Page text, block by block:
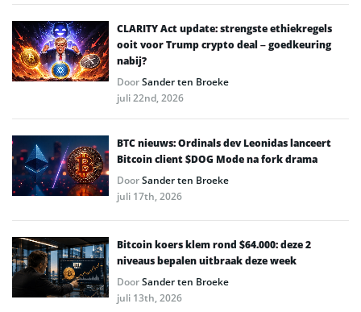
CLARITY Act update: strengste ethiekregels
ooit voor Trump crypto deal – goedkeuring
nabij?
DoorSander ten Broeke
juli 22nd, 2026
BTC nieuws: Ordinals dev Leonidas lanceert
Bitcoin client $DOG Mode na fork drama
DoorSander ten Broeke
juli 17th, 2026
Bitcoin koers klem rond $64.000: deze 2
niveaus bepalen uitbraak deze week
DoorSander ten Broeke
juli 13th, 2026